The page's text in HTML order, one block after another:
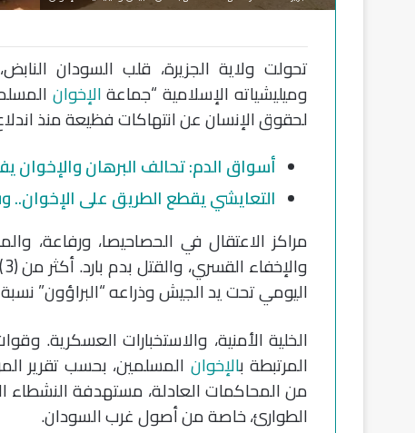
تحولت ولاية الجزيرة، قلب السودان
وميليشياته الإسلامية “جماعةالإخوان
لحقوق الإنسان عن انتهاكات فظيعة منذ اندلاع
أسواق الدم: تحالف البرهان والإخوان
التعايشي يقطع الطريق على
مراكز الاعتقال في الحصاحيصا، ورفاعة،
اليومي تحت يد الجيش وذراعه “البراؤون” نسبة
الخلية الأمنية، والاستخبارات العسكرية.
المرتبطة بالإخوان المسلمين، بحسب تقرير
من المحاكمات العادلة، مستهدفة
الطوارئ، خاصة من أصول غرب السودان.